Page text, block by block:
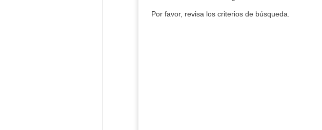
Por favor, revisa los criterios de búsqueda.